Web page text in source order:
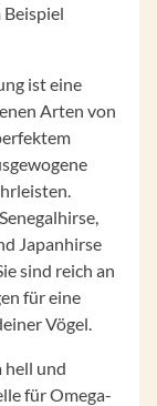
ist eine
Arten von
Japanhirse
sind reich an
für eine
Vögel.
hell und
für Omega-